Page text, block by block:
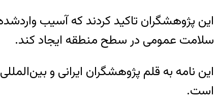
این پژوهشگران تاکید کردند که آسیب
سلامت عمومی در سطح منطقه ایجاد کند.
این نامه به قلم پژوهشگران ایرانی و
است.